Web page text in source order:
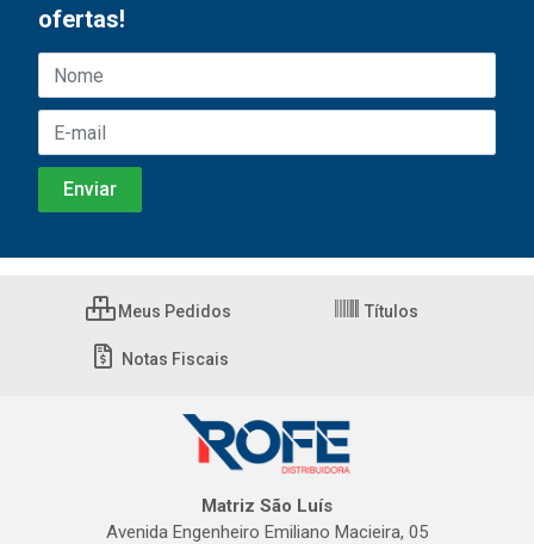
ofertas!
Meus Pedidos Títulos
Notas Fiscais
Matriz São Luís
Avenida Engenheiro Emiliano Macieira, 05